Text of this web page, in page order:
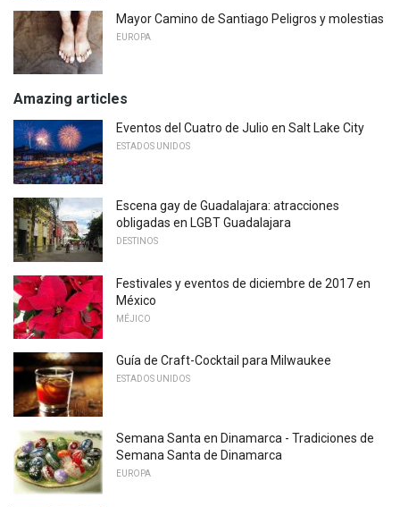
Mayor Camino de Santiago Peligros y molestias
EUROPA
Amazing articles
Eventos del Cuatro de Julio en Salt Lake City
ESTADOS UNIDOS
Escena gay de Guadalajara: atracciones
obligadas en LGBT Guadalajara
DESTINOS
Festivales y eventos de diciembre de 2017 en
México
MÉJICO
Guía de Craft-Cocktail para Milwaukee
ESTADOS UNIDOS
Semana Santa en Dinamarca - Tradiciones de
Semana Santa de Dinamarca
EUROPA